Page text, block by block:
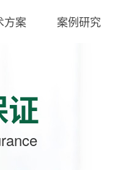
方案 案例研究